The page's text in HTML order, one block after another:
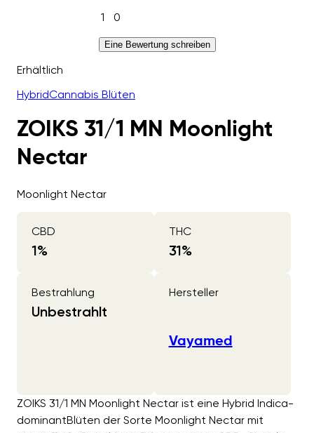
1 0
Eine Bewertung schreiben
Erhältlich
HybridCannabis Blüten
ZOIKS 31/1 MN Moonlight
Nectar
Moonlight Nectar
CBD
1%
THC
31%
Bestrahlung
Unbestrahlt
Hersteller
Vayamed
ZOIKS 31/1 MN Moonlight Nectar ist eine Hybrid Indica-
dominantBlüten der Sorte Moonlight Nectar mit